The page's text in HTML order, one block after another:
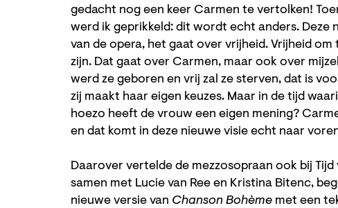
gedacht nog een keer Carmen te vertolken!
werd ik geprikkeld: dit wordt echt anders. Deze
van de opera, het gaat over vrijheid. Vrijheid
zijn. Dat gaat over Carmen, maar ook over
werd ze geboren en vrij zal ze sterven, dat is
zij maakt haar eigen keuzes. Maar in de tijd
hoezo heeft de vrouw een eigen mening?
en dat komt in deze nieuwe visie echt naar
Daarover vertelde de mezzosopraan ook bij Tijd
samen met Lucie van Ree en Kristina Bitenc,
nieuwe versie van Chanson Bohème met een